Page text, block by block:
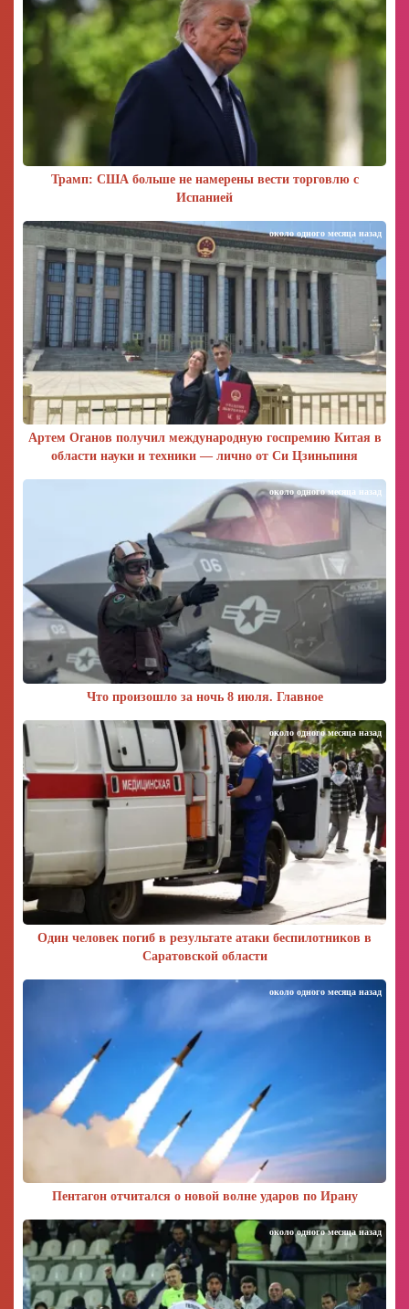
Трамп: США больше не намерены вести торговлю с
Испанией
Артем Оганов получил международную госпремию Китая в
области науки и техники — лично от Си Цзиньпиня
около одного месяца назад
Что произошло за ночь 8 июля. Главное
около одного месяца назад
Один человек погиб в результате атаки беспилотников в
Саратовской области
около одного месяца назад
Пентагон отчитался о новой волне ударов по Ирану
около одного месяца назад
около одного месяца назад